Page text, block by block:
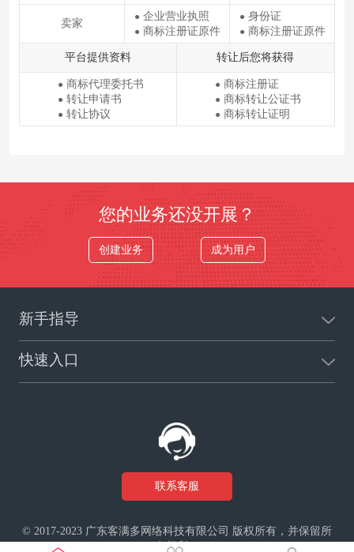
卖家 ●企业营业执照
●商标注册证原件
●身份证
●商标注册证原件
平台提供资料 转让后您将获得
●商标代理委托书
●转让申请书
●转让协议
●商标注册证
●商标转让公证书
●商标转让证明
您的业务还没开展？
创建业务 成为用户
新手指导
快速入口
联系客服
© 2017-2023 广东客满多网络科技有限公司 版权所有，并保留所
有权利。